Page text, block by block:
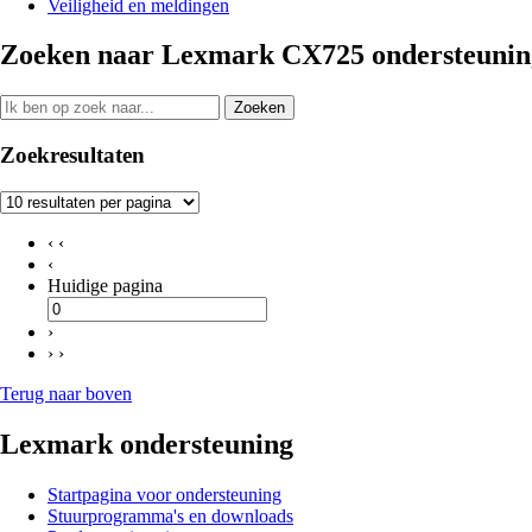
Veiligheid en meldingen
Zoeken naar Lexmark CX725
Zoeken
Zoekresultaten
‹ ‹
‹
Huidige pagina
›
› ›
Terug naar boven
Lexmark ondersteuning
Startpagina voor ondersteuning
Stuurprogramma's en downloads